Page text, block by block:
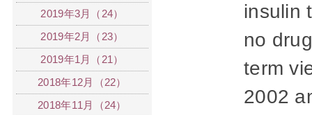
insulin
no
term
2002
2019年3月（24）
2019年2月（23）
2019年1月（21）
2018年12月（22）
2018年11月（24）